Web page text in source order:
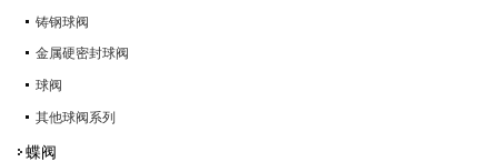
铸钢球阀
金属硬密封球阀
球阀
其他球阀系列
蝶阀